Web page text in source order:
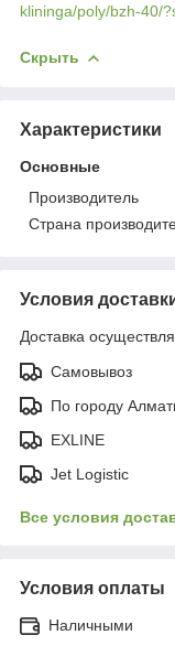
klininga/poly/bzh-40/
Скрыть
Характеристики
Основные
Производитель
Страна
Условия
Доставка
Самовывоз
По городу
EXLINE
Jet Logistic
Все условия
Условия оплаты
Наличными